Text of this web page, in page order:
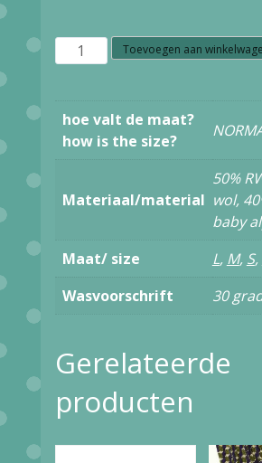
W21.20
32WAAP50.088
de
caramel
Toevoegen aan
hoe valt de maat?
how is the size?
Materiaal/material
50%
wol,
baby
Maat/ size
L, M, S,
Wasvoorschrift
30
Gerelateerde
producten